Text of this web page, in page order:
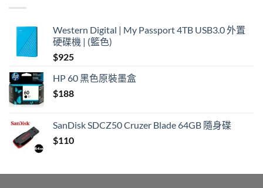
Western Digital | My Passport 4TB USB3.0 外置
硬碟機 | (籃色)
$925
HP 60 黑色原裝墨盒
$188
SanDisk SDCZ50 Cruzer Blade 64GB 隨身碟
$110